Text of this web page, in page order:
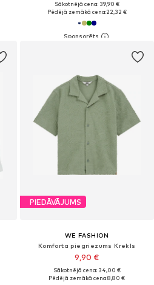
Sākotnējā cena: 39,90 €
Pēdējā zemākā cena:22,32 €
PIEDĀVĀJUMS
WE FASHION
Komforta piegriezums Krekls
9,90 €
Sākotnējā cena: 34,00 €
Pēdējā zemākā cena:8,80 €